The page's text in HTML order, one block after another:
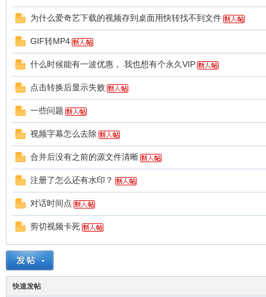
为什么爱奇艺下载的视频存到桌面用快转找不到文件
GIF转MP4
什么时候能有一波优惠， 我也想有个永久VIP
点击转换后显示失败
一些问题
视频字幕怎么去除
合并后没有之前的源文件清晰
注册了怎么还有水印？
对话时间点
剪切视频卡死
快速发帖